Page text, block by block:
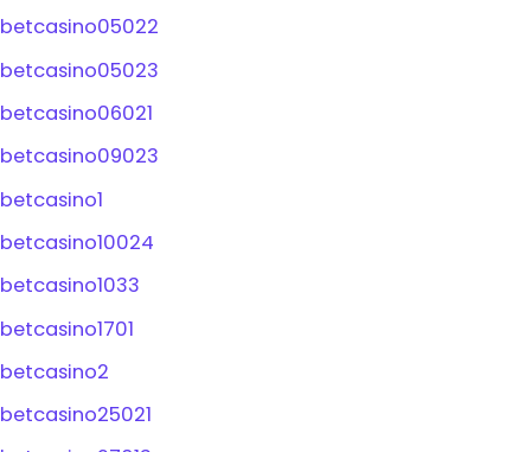
betcasino05022
betcasino05023
betcasino06021
betcasino09023
betcasino1
betcasino10024
betcasino1033
betcasino1701
betcasino2
betcasino25021